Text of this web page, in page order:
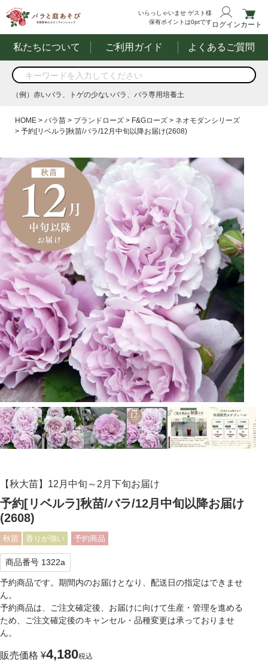
いらっしゃいませ ゲスト様
保有ポイントは0ptですログインカート
私たちについて ご利用ガイド よくあるご質問
商品を検索
する
（例）赤いバラ、トゲの少ないバラ、バラ専用培養土
（例）赤いバラ、トゲの少ないバラ、バラ専用培養土
HOME バラ苗 ブランドローズ F&Gローズ
ネオモダンシリーズ
予約[リベルラ]秋苗/バラ/12月中旬以降お届け(2608)
【秋大苗】12月中旬～2月下旬お届け
予約[リベルラ]秋苗/バラ/12月中旬以降お届け
(2608)
秋苗 香りが強い 予約商品
商品番号 1322a
予約商品です。期間内のお届けとなり、配送日の指定はできませ
ん。
予約商品は、ご注文確定後、お届けに向けて生産・管理を進める
ため、ご注文確定後のキャンセル・品種変更は承っておりませ
ん。
販売価格 ¥4,180税込